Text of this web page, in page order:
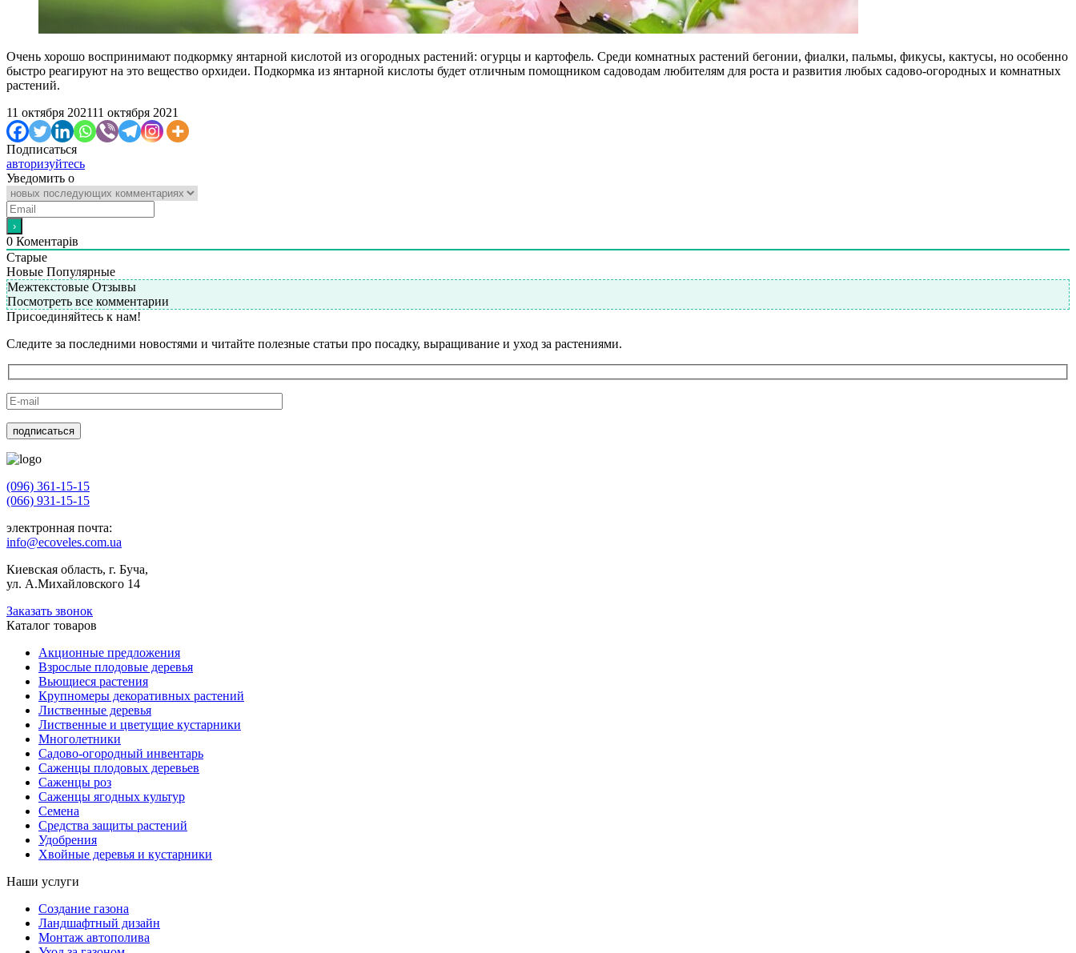
Очень хорошо воспринимают подкормку янтарной кислотой из огородных растений: огурцы и картофель. Среди комнатных растений бегонии, фиалки, пальмы, фикусы, кактусы, но особенно
быстро реагируют на это вещество орхидеи. Подкормка из янтарной кислоты будет отличным помощником садоводам любителям для роста и развития любых садово-огородных и комнатных
растений.
11 октября 202111 октября 2021
Подписаться
авторизуйтесь
Уведомить о
0 Коментарів
Старые
Новые Популярные
Межтекстовые Отзывы
Посмотреть все комментарии
Присоединяйтесь к нам!
Следите за последними новостями и читайте полезные статьи про посадку, выращивание и уход за растениями.
(096) 361-15-15
(066) 931-15-15
электронная почта:
info@ecoveles.com.ua
Киевская область, г. Буча,
ул. А.Михайловского 14
Заказать звонок
Каталог товаров
Акционные предложения
Взрослые плодовые деревья
Вьющиеся растения
Крупномеры декоративных растений
Лиственные деревья
Лиственные и цветущие кустарники
Многолетники
Садово-огородный инвентарь
Саженцы плодовых деревьев
Саженцы роз
Саженцы ягодных культур
Семена
Средства защиты растений
Удобрения
Хвойные деревья и кустарники
Наши услуги
Создание газона
Ландшафтный дизайн
Монтаж автополива